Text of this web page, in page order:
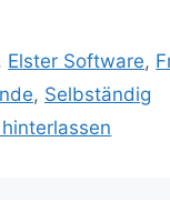
, Elster Software,
, Selbständig